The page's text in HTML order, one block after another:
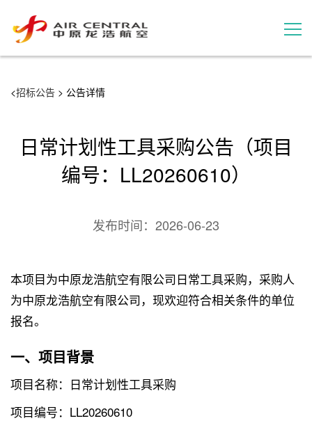
用户案例
<招标公告 > 公告详情
日常计划性工具采购公告（项目
编号：LL20260610）
发布时间： 2026-06-23
本项目为中原龙浩航空有限公司日常工具采购，采购人
为中原龙浩航空有限公司，现欢迎符合相关条件的单位
报名。
一、项目背景
项目名称：日常计划性工具采购
项目编号：LL20260610